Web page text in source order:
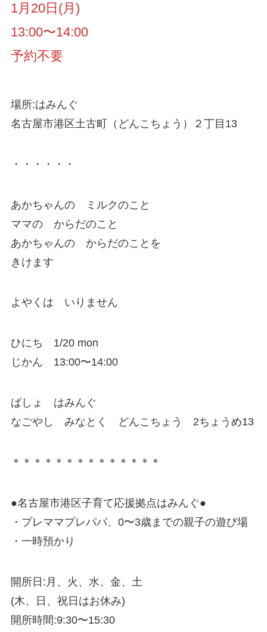
1月20日(月)
13:00〜14:00
予約不要
場所:はみんぐ
名古屋市港区土古町（どんこちょう）２丁目13
・・・・・・
あかちゃんの ミルクのこと
ママの からだのこと
あかちゃんの からだのことを
きけます
よやくは いりません
ひにち 1/20 mon
じかん 13:00〜14:00
ばしょ はみんぐ
なごやし みなとく どんこちょう 2ちょうめ13
＊＊＊＊＊＊＊＊＊＊＊＊＊＊
●名古屋市港区子育て応援拠点はみんぐ●
・プレママプレパパ、0〜3歳までの親子の遊び場
・一時預かり
開所日:月、火、水、金、土
(木、日、祝日はお休み)
開所時間:9:30〜15:30